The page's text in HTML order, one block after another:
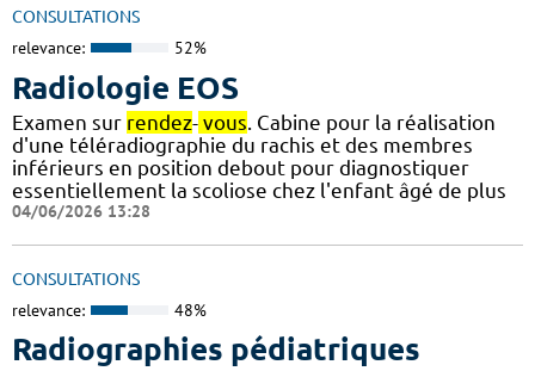
CONSULTATIONS
relevance: 52%
Radiologie EOS
Examen sur rendez- vous. Cabine pour la réalisation
d'une téléradiographie du rachis et des membres
inférieurs en position debout pour diagnostiquer
essentiellement la scoliose chez l'enfant âgé de plus
04/06/2026 13:28
CONSULTATIONS
relevance: 48%
Radiographies pédiatriques